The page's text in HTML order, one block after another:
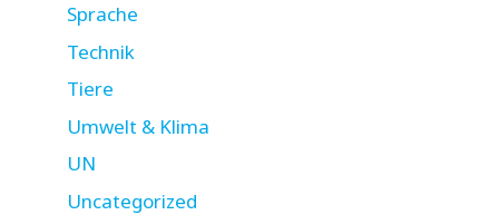
Sprache
Technik
Tiere
Umwelt & Klima
UN
Uncategorized